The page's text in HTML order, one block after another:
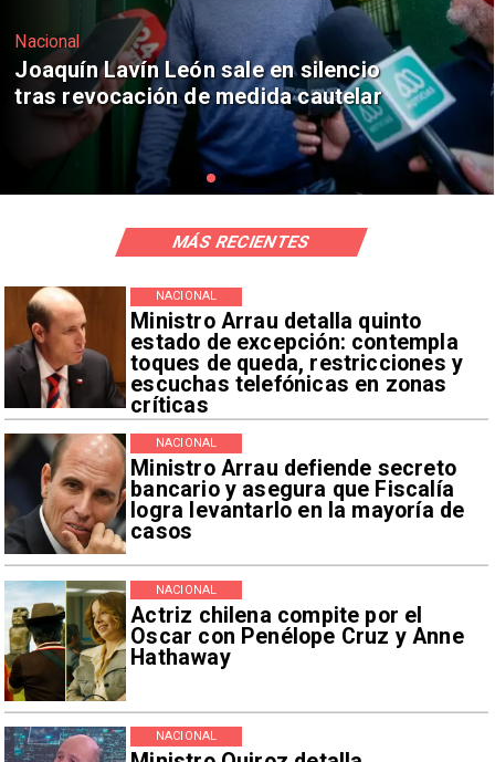
Nacional
Chile y Venezuela formalizan reinicio
de relaciones consulares
Ministro Arrau detalla quinto
estado de excepción: contempla
toques de queda, restricciones y
escuchas telefónicas en zonas
críticas
NACIONAL
Ministro Arrau defiende secreto
bancario y asegura que Fiscalía
logra levantarlo en la mayoría de
casos
NACIONAL
Actriz chilena compite por el
Oscar con Penélope Cruz y Anne
Hathaway
NACIONAL
NACIONAL
MÁS RECIENTES